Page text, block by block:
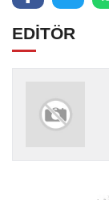
EDİTÖR